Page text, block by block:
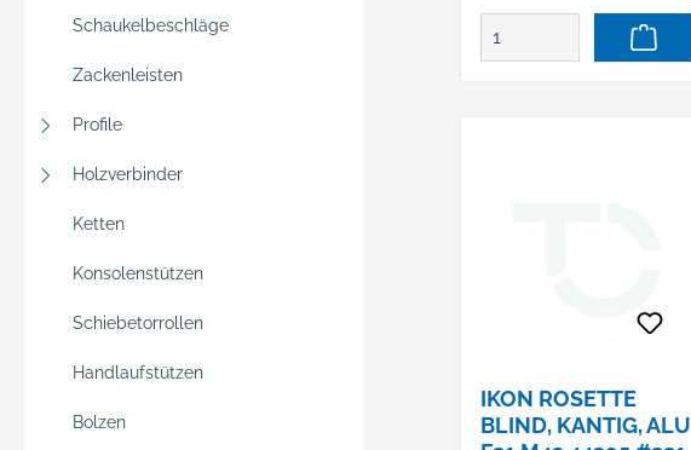
Schaukelbeschläge
Zackenleisten
Profile
Holzverbinder
Ketten
Konsolenstützen
Schiebetorrollen
Handlaufstützen
Bolzen
Abdeckung •
Befestigungsabstand
• Widerstandsklasse ES
Inklusive Skinpack mit
Schrauben. Hersteller:
IKON ROSETTE
BLIND, KANTIG, ALU